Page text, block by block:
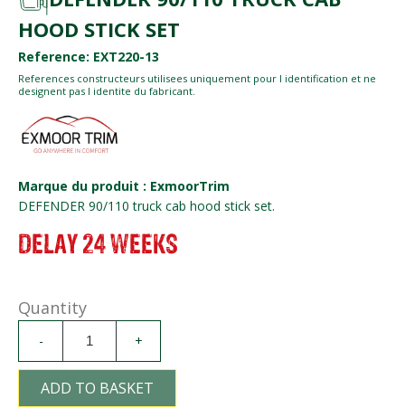
HOOD STICK SET
Reference: EXT220-13
References constructeurs utilisees uniquement pour l identification et ne
designent pas l identite du fabricant.
Marque du produit : ExmoorTrim
DEFENDER 90/110 truck cab hood stick set.
DELAY 24 WEEKS
Quantity
- +
ADD TO BASKET